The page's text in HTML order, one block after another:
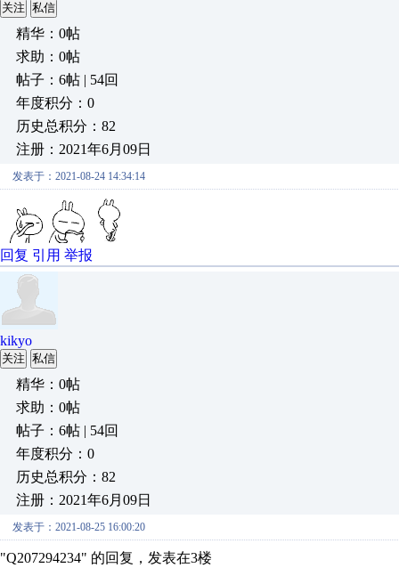
关注 私信
精华：0帖
求助：0帖
帖子：6帖 | 54回
年度积分：0
历史总积分：82
注册：2021年6月09日
发表于：2021-08-24 14:34:14
回复 引用 举报
kikyo
关注 私信
精华：0帖
求助：0帖
帖子：6帖 | 54回
年度积分：0
历史总积分：82
注册：2021年6月09日
发表于：2021-08-25 16:00:20
"Q207294234" 的回复，发表在3楼